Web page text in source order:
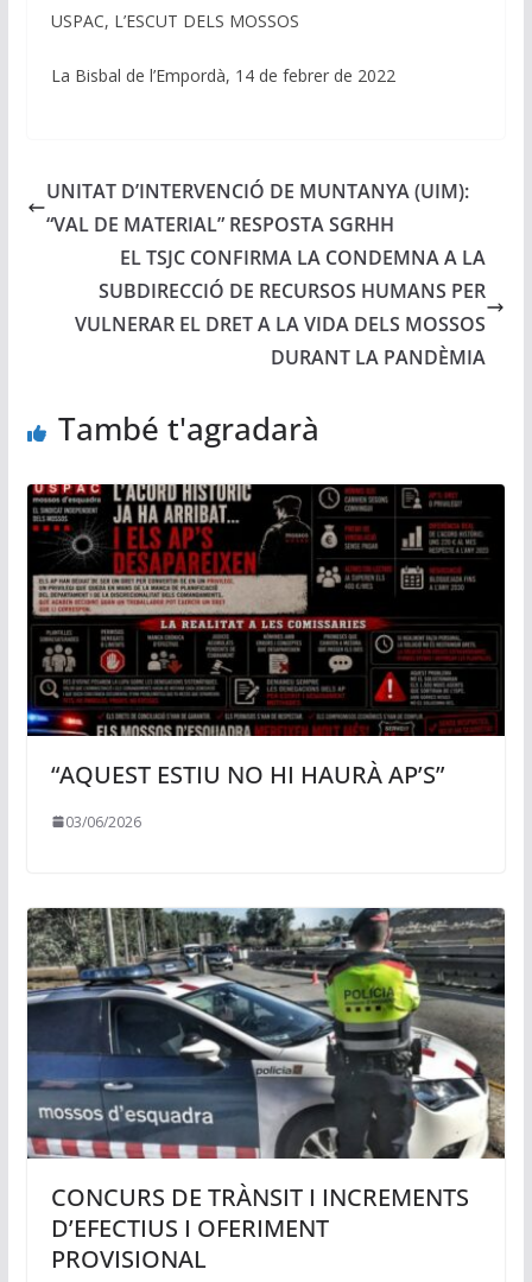
USPAC, L’ESCUT DELS MOSSOS
La Bisbal de l’Empordà, 14 de febrer de 2022
UNITAT D’INTERVENCIÓ DE MUNTANYA (UIM):
“VAL DE MATERIAL” RESPOSTA SGRHH
EL TSJC CONFIRMA LA CONDEMNA A LA
SUBDIRECCIÓ DE RECURSOS HUMANS PER
VULNERAR EL DRET A LA VIDA DELS MOSSOS
DURANT LA PANDÈMIA
També t'agradarà
“AQUEST ESTIU NO HI HAURÀ AP’S”
03/06/2026
CONCURS DE TRÀNSIT I INCREMENTS
D’EFECTIUS I OFERIMENT
PROVISIONAL